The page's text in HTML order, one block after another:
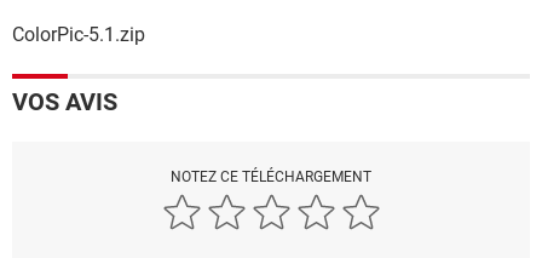
ColorPic-5.1.zip
VOS AVIS
NOTEZ CE TÉLÉCHARGEMENT